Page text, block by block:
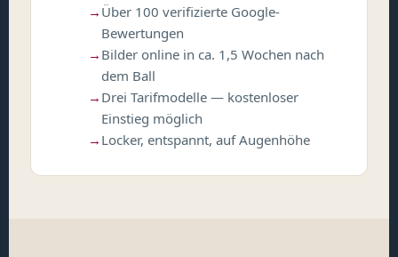
Über 100 verifizierte Google-
Bewertungen
Bilder online in ca. 1,5 Wochen nach
dem Ball
Drei Tarifmodelle — kostenloser
Einstieg möglich
Locker, entspannt, auf Augenhöhe